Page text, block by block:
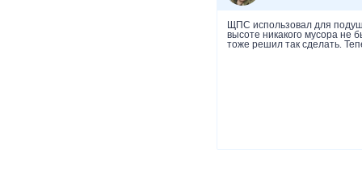
ЩПС использовал для
высоте никакого мусора не
тоже решил так сделать.